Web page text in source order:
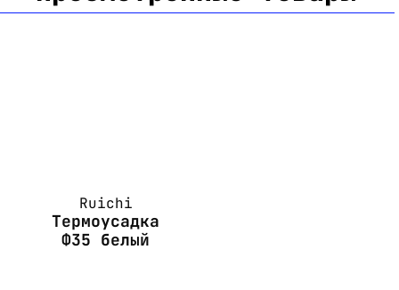
Ruichi
Термоусадка
Ф35 белый